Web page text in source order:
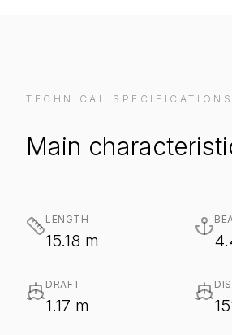
TECHNICAL SPECIFICATIONS
Main
LENGTH
15.18 m
DRAFT
1.17 m